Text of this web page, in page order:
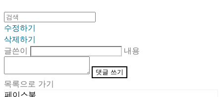
수정하기
삭제하기
글쓴이
내용
댓글 쓰기
목록으로 가기
페이스북